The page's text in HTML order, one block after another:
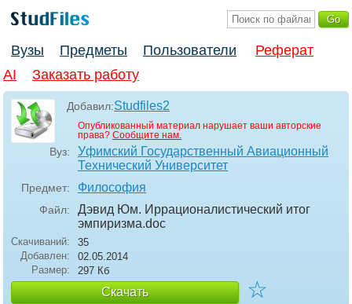
Вузы Предметы Пользователи
Реферат
AI
Заказать работу
Добавил:Studfiles2
Опубликованный материал нарушает ваши авторские
права? Сообщите нам.
Вуз:
Уфимский Государственный Авиационный
Технический Университет
Предмет: Философия
Файл:
Дэвид Юм. Иррационалистический итог
эмпиризма.doc
Скачиваний:
35
Добавлен:
02.05.2014
Размер:
297 Кб
Скачать ☆